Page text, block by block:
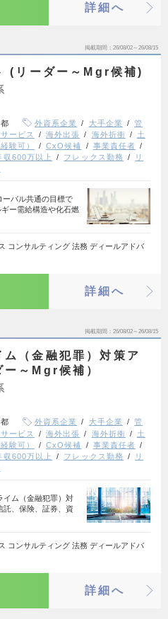
詳細へ
掲載期間 26/08/02～26/08/15
(リーダー～Mgr候補)
外資系企業 大手企業
管
ービス 海外出張 海外折衝
土
験可） CxO候補
事業責任者
収600万以上 フレックス勤務
リ
ーバル共通の目標で
ー需給構造や化石燃
コンサルティング 法務 ディールアドバ
詳細へ
掲載期間 26/08/02～26/08/15
（金融犯罪）対策ア
ー～Mgr候補）
外資系企業 大手企業
管
ービス 海外出張 海外折衝
土
験可） CxO候補
事業責任者
収600万以上 フレックス勤務
リ
イム（金融犯罪）対
託、保険、証券、資
コンサルティング 法務 ディールアドバ
詳細へ